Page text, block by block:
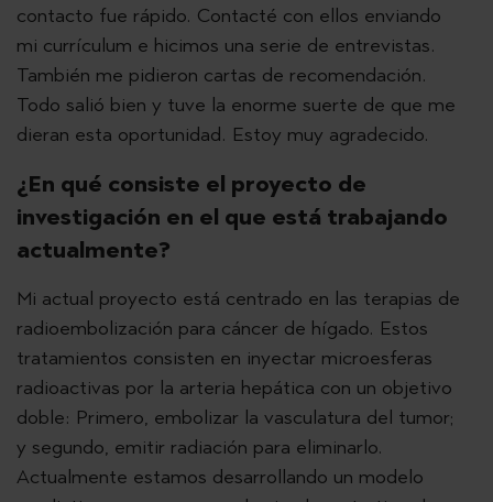
contacto fue rápido. Contacté con ellos enviando
mi currículum e hicimos una serie de entrevistas.
También me pidieron cartas de recomendación.
Todo salió bien y tuve la enorme suerte de que me
dieran esta oportunidad. Estoy muy agradecido.
¿En qué consiste el proyecto de
investigación en el que está trabajando
actualmente?
Mi actual proyecto está centrado en las terapias de
radioembolización para cáncer de hígado. Estos
tratamientos consisten en inyectar microesferas
radioactivas por la arteria hepática con un objetivo
doble: Primero, embolizar la vasculatura del tumor;
y segundo, emitir radiación para eliminarlo.
Actualmente estamos desarrollando un modelo